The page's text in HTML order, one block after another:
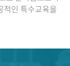
적인 특수교육을